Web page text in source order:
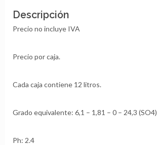
Descripción
Precio no incluye IVA
Precio por caja.
Cada caja contiene 12 litros.
Grado equivalente: 6,1 – 1,81 – 0 – 24,3 (SO4)
Ph: 2.4